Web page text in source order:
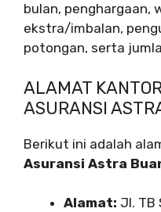
bulan, penghargaan,
ekstra/imbalan,
potongan, serta
ALAMAT
ASURANSI
Berikut ini adalah
Asuransi Astra
Alamat: Jl. TB